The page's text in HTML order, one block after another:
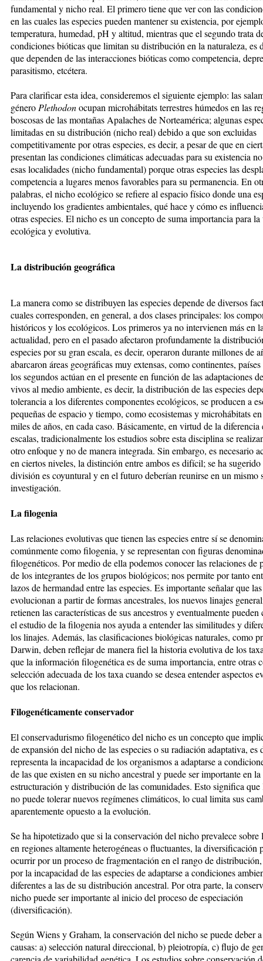
fundamental y nicho real. El primero tiene que ver con las
en las cuales las especies pueden mantener su existencia, por
temperatura, humedad, pH y altitud, mientras que el segundo trata
condiciones bióticas que limitan su distribución en la naturaleza, es
que dependen de las interacciones bióticas como competencia,
parasitismo, etcétera.
Para clarificar esta idea, consideremos el siguiente ejemplo: las
género Plethodonocupan microhábitats terrestres húmedos en las
boscosas de las montañas Apalaches de Norteamérica; algunas
limitadas en su distribución (nicho real) debido a que son excluidas
competitivamente por otras especies, es decir, a pesar de que en
presentan las condiciones climá­ticas adecuadas para su existencia
esas localidades (nicho fundamental) porque otras especies las
competencia a lugares menos favorables para su permanencia. En
palabras, el nicho ecoló­gico se refiere al espacio físico donde una
incluyendo los gradientes ambientales, qué hace y cómo es
otras especies. El nicho es un concepto de suma importancia para la
ecológica y evolutiva.
La distribución geográfica
La manera como se distribuyen las especies depende de diversos
cuales corresponden, en general, a dos clases principales: los
históricos y los ecológicos. Los primeros ya no intervienen más en
actualidad, pero en el pasado afectaron profundamente la
especies por su gran escala, es decir, operaron durante millones de
abarcaron áreas geográficas muy extensas, como continentes,
los segundos actúan en el presente en función de las adaptaciones
vivos al medio ambiente, es decir, la distribución de las especies
tolerancia a los diferentes componentes ecológicos, se producen a
pequeñas de espacio y tiempo, como ecosistemas y microhábitats
miles de años, en cada caso. Básicamente, en virtud de la diferencia
escalas, tradicionalmente los estudios sobre esta disciplina se
otro enfoque y no de manera integrada. Sin embargo, es necesario
en ciertos niveles, la distinción entre ambos es difícil; se ha sugerido
división es coyuntural y en el futuro deberían reunirse en un mismo
investigación.
La filogenia
Las relaciones evolutivas que tienen las especies entre sí se
comúnmente como filogenia, y se representan con figuras
filogenéticos. Por medio de ella podemos conocer las relaciones de
de los integrantes de los grupos biológicos; nos permite por tanto
lazos de hermandad entre las especies. Es importante señalar que
evolucionan a partir de formas ancestrales, los nuevos linajes
retienen las características de sus ancestros y eventualmente pueden
el estudio de la filogenia nos ayuda a entender las similitudes y
los linajes. Además, las clasificaciones biológicas naturales, como
Darwin, deben reflejar de manera fiel la historia evolutiva de los
que la información filogenética es de suma importancia, entre otras
selección adecuada de los taxa cuando se desea entender aspectos
que los relacionan.
Filogenéticamente conservador
El conservadurismo filogenético del nicho es un concepto que
de expansión del nicho de las especies o su radiación adaptativa, es
representa la incapacidad de los organismos a adaptarse a
de las que existen en su nicho ancestral y puede ser importante en la
estructuración y distribución de las comunidades. Esto significa que
no puede tolerar nuevos regímenes climáticos, lo cual limita sus
aparentemente opuesto a la evolución.
Se ha hipotetizado que si la conservación del nicho prevalece sobre
en regiones altamente heterogéneas o fluctuantes, la diversificación
ocurrir por un proceso de fragmentación en el rango de
por la incapacidad de las especies de adaptarse a condiciones
diferentes a las de su distribución ancestral. Por otra parte, la
nicho puede ser importante al inicio del proceso de especiación
(diversificación).
Según Wiens y Graham, la conservación del nicho se puede deber
causas: a) selección natural direccional, b) pleiotropía, c) flujo de